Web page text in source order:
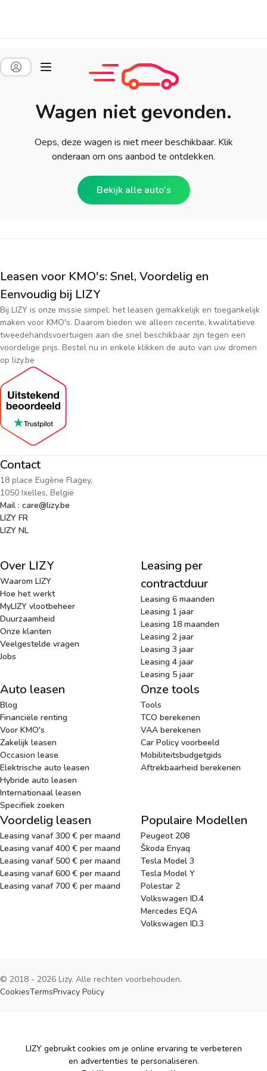
Wagen niet gevonden.
Oeps, deze wagen is niet meer beschikbaar. Klik
onderaan om ons aanbod te ontdekken.
Bekijk alle auto's
Leasen voor KMO's: Snel, Voordelig en
Eenvoudig bij LIZY
Bij LIZY is onze missie simpel: het leasen gemakkelijk en toegankelijk
maken voor KMO's. Daarom bieden we alleen recente, kwalitatieve
tweedehandsvoertuigen aan die snel beschikbaar zijn tegen een
voordelige prijs. Bestel nu in enkele klikken de auto van uw dromen
op lizy.be
Contact
18 place Eugène Flagey,
1050 Ixelles, België
Mail : care@lizy.be
LIZY FR
LIZY NL
Over LIZY
Waarom LIZY
Hoe het werkt
MyLIZY vlootbeheer
Duurzaamheid
Onze klanten
Veelgestelde vragen
Jobs
Leasing per
contractduur
Leasing 6 maanden
Leasing 1 jaar
Leasing 18 maanden
Leasing 2 jaar
Leasing 3 jaar
Leasing 4 jaar
Leasing 5 jaar
Auto leasen
Blog
Financiële renting
Voor KMO's
Zakelijk leasen
Occasion lease
Elektrische auto leasen
Hybride auto leasen
Internationaal leasen
Specifiek zoeken
Onze tools
Tools
TCO berekenen
VAA berekenen
Car Policy voorbeeld
Mobiliteitsbudgetgids
Aftrekbaarheid berekenen
Voordelig leasen
Leasing vanaf 300 € per maand
Leasing vanaf 400 € per maand
Leasing vanaf 500 € per maand
Leasing vanaf 600 € per maand
Leasing vanaf 700 € per maand
Populaire Modellen
Peugeot 208
Škoda Enyaq
Tesla Model 3
Tesla Model Y
Polestar 2
Volkswagen ID.4
Mercedes EQA
Volkswagen ID.3
© 2018 - 2026 Lizy. Alle rechten voorbehouden.
CookiesTermsPrivacy Policy
Cookies
LIZY gebruikt cookies om je online ervaring te verbeteren
en advertenties te personaliseren.